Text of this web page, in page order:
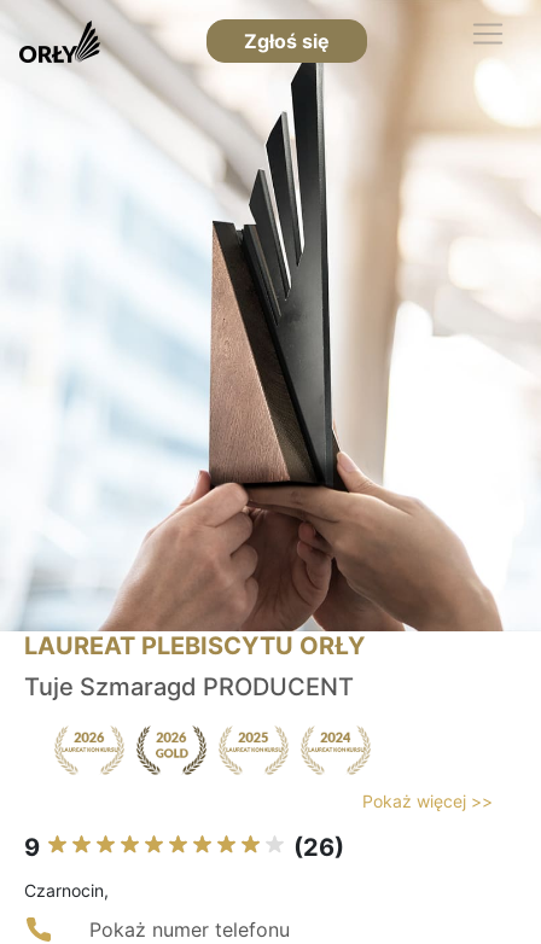
Zgłoś się
LAUREAT PLEBISCYTU ORŁY
Tuje Szmaragd PRODUCENT
Pokaż więcej >>
9 (26)
Czarnocin,
Pokaż numer telefonu